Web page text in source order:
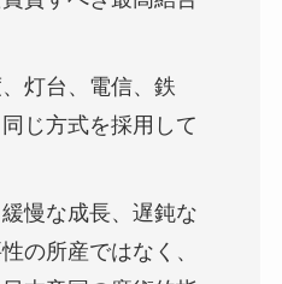
灯台、電信、鉄
じ方式を採用して
慢な成長、遅鈍な
の所産ではなく、